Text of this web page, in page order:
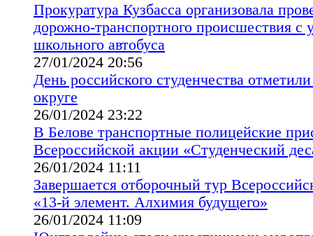
Прокуратура Кузбасса организовала
дорожно-транспортного происшествия с
школьного автобуса
27/01/2024 20:56
День российского студенчества
округе
26/01/2024 23:22
В Белове транспортные полицейские
Всероссийской акции «Студенческий
26/01/2024 11:11
Завершается отборочный тур
«13-й элемент. Алхимия будущего»
26/01/2024 11:09